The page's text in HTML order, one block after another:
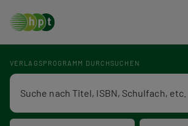
VERLAGSPROGRAMM DURCHSUCHEN
Verlagsprogramm Volltextsuche